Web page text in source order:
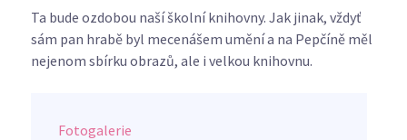
Ta bude ozdobou naší školní knihovny. Jak jinak, vždyť
sám pan hrabě byl mecenášem umění a na Pepčíně měl
nejenom sbírku obrazů, ale i velkou knihovnu.
Fotogalerie